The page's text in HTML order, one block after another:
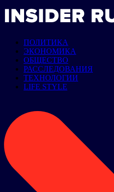
ПОЛИТИКА
ЭКОНОМИКА
ОБЩЕСТВО
РАССЛЕДОВАНИЯ
ТЕХНОЛОГИИ
LIFE STYLE